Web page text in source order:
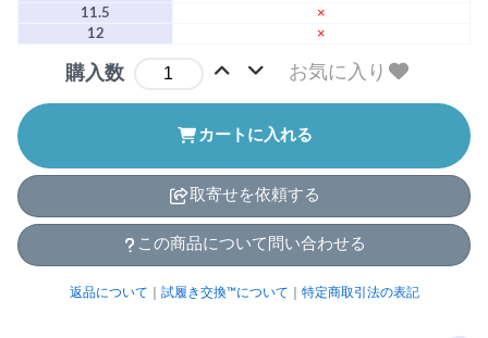
11.5
×
12
×
購入数 お気に入り
カートに入れる
取寄せを依頼する
この商品について問い合わせる
返品について 試履き交換™について 特定商取引法の表記